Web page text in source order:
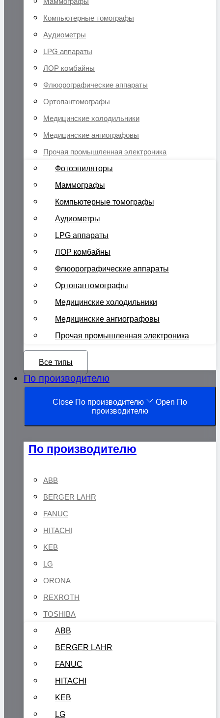
Компьютерные томографы
Аудиометры
LPG аппараты
ЛОР комбайны
Флюорографические аппараты
Ортопантомографы
Медицинские холодильники
Медицинские ангиографовы
Прочая промышленная электроника
Фотоэпиляторы
Маммографы
Компьютерные томографы
Аудиометры
LPG аппараты
ЛОР комбайны
Флюорографические аппараты
Ортопантомографы
Медицинские холодильники
Медицинские ангиографовы
Прочая промышленная электроника
Все типы
По производителю
Close По производителю
Open По
производителю
По производителю
ABB
BERGER LAHR
FANUC
HITACHI
KEB
LG
ORONA
REXROTH
TOSHIBA
ABB
BERGER LAHR
FANUC
HITACHI
KEB
LG